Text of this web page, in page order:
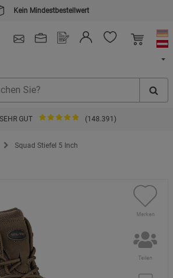
Kein Mindestbestellwert
GUT (148.391)
Online-Shop
Squad Stiefel 5 Inch
Merken
Teilen